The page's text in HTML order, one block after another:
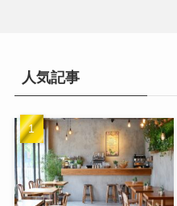
人気記事